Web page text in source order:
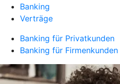
Banking
Verträge
Banking für Privatkunden
Banking für Firmenkunden